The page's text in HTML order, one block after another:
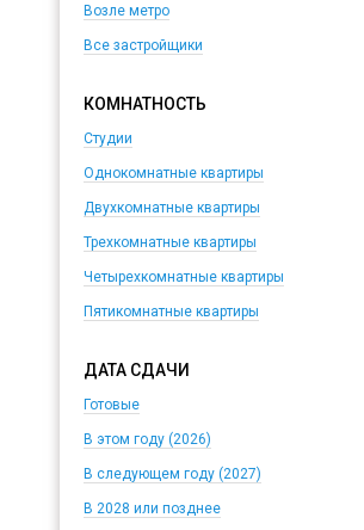
Возле метро
Все застройщики
КОМНАТНОСТЬ
Студии
Однокомнатные квартиры
Двухкомнатные квартиры
Трехкомнатные квартиры
Четырехкомнатные квартиры
Пятикомнатные квартиры
ДАТА СДАЧИ
Готовые
В этом году (2026)
В следующем году (2027)
В 2028 или позднее